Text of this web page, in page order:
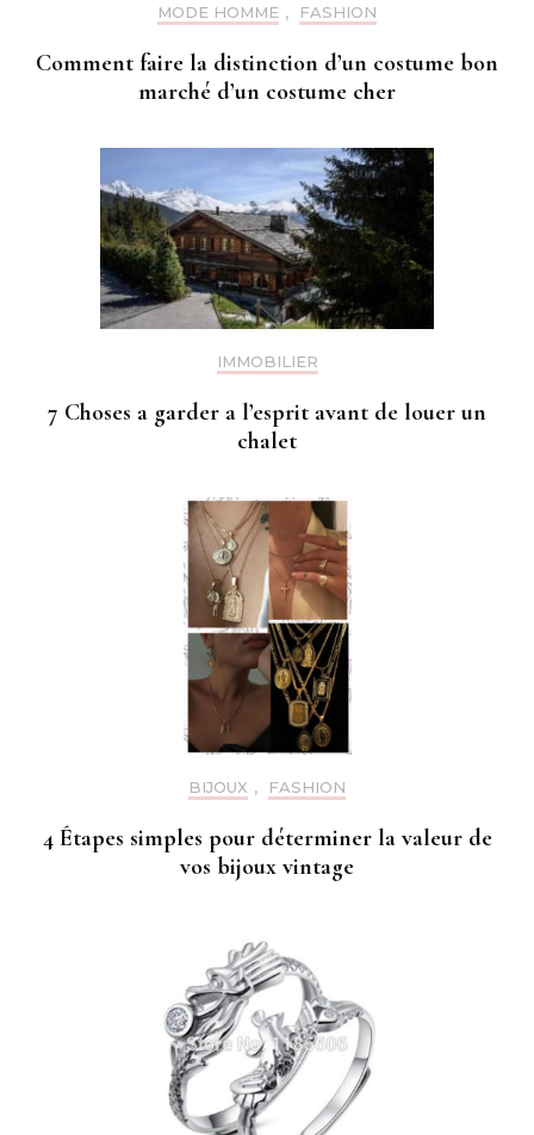
MODE HOMME , FASHION
Comment faire la distinction d’un costume bon
marché d’un costume cher
IMMOBILIER
7 Choses a garder a l’esprit avant de louer un
chalet
BIJOUX , FASHION
4 Étapes simples pour déterminer la valeur de
vos bijoux vintage